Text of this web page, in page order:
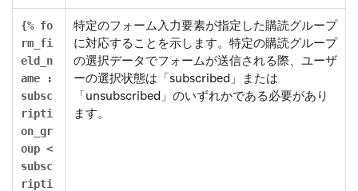
{% fo
rm_fi
eld_n
ame :
subsc
ripti
on_gr
oup <
subsc
ripti
特定のフォーム入力要素が指定した購読グループ
に対応することを示します。特定の購読グループ
の選択データでフォームが送信される際、ユーザ
ーの選択状態は「subscribed」または
「unsubscribed」のいずれかである必要があり
ます。